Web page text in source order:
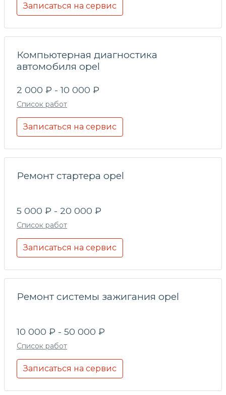
Записаться на сервис
Компьютерная диагностика
автомобиля opel
2 000 ₽ - 10 000 ₽
Список работ
Записаться на сервис
Ремонт стартера opel
5 000 ₽ - 20 000 ₽
Список работ
Записаться на сервис
Ремонт системы зажигания opel
10 000 ₽ - 50 000 ₽
Список работ
Записаться на сервис